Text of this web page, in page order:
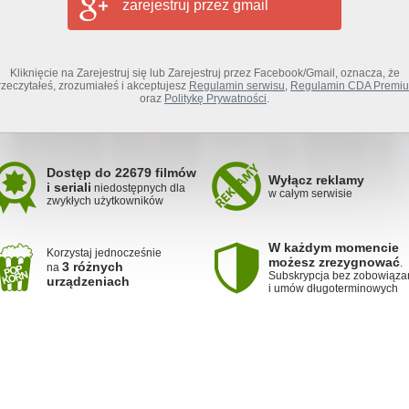
zarejestruj przez gmail
Kliknięcie na Zarejestruj się lub Zarejestruj przez Facebook/Gmail, oznacza, że
zrozumiałeś i akceptujesz Regulamin serwisu, Regulamin CDA
oraz Politykę Prywatności.
Dostęp do 22679 filmów
i seriali niedostępnych dla
zwykłych użytkowników
Wyłącz reklamy
w całym serwisie
Korzystaj jednocześnie
na 3 różnych
urządzeniach
W każdym momencie
możesz zrezygnować.
Subskrypcja bez
i umów długoterminowych